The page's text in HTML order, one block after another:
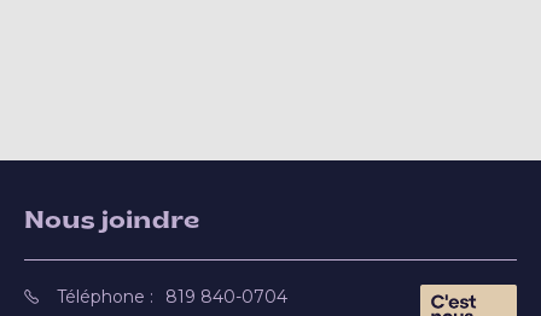
Nous joindre
Téléphone : 819 840-0704